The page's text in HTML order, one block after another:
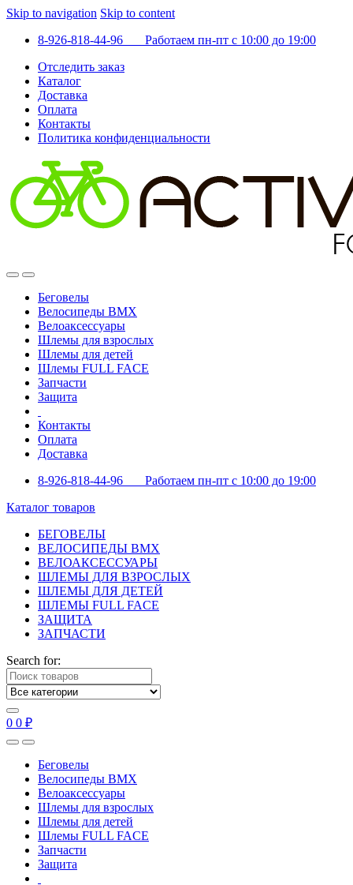
Skip to navigation Skip to content
8-926-818-44-96 Работаем пн-пт с 10:00 до 19:00
Отследить заказ
Каталог
Доставка
Оплата
Контакты
Политика конфиденциальности
Беговелы
Велосипеды BMX
Велоаксессуары
Шлемы для взрослых
Шлемы для детей
Шлемы FULL FACE
Запчасти
Защита
Контакты
Оплата
Доставка
8-926-818-44-96 Работаем пн-пт с 10:00 до 19:00
Каталог товаров
БЕГОВЕЛЫ
ВЕЛОСИПЕДЫ BMX
ВЕЛОАКСЕССУАРЫ
ШЛЕМЫ ДЛЯ ВЗРОСЛЫХ
ШЛЕМЫ ДЛЯ ДЕТЕЙ
ШЛЕМЫ FULL FACE
ЗАЩИТА
ЗАПЧАСТИ
Search for:
0 0 ₽
Беговелы
Велосипеды BMX
Велоаксессуары
Шлемы для взрослых
Шлемы для детей
Шлемы FULL FACE
Запчасти
Защита